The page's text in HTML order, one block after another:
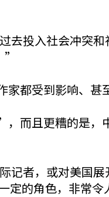
去投入社会冲突
都受到影响、甚
而且更糟的是，
记者，或对美国
定的角色，非常令